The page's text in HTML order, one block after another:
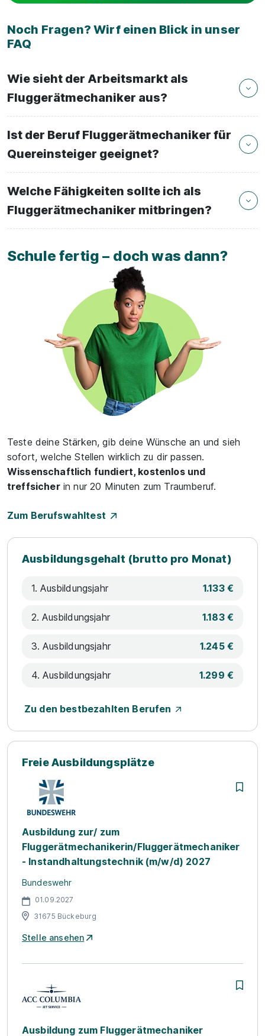
Noch Fragen? Wirf einen Blick in unser
FAQ
Wie sieht der Arbeitsmarkt als
Fluggerätmechaniker aus?
Ist der Beruf Fluggerätmechaniker für
Quereinsteiger geeignet?
Welche Fähigkeiten sollte ich als
Fluggerätmechaniker mitbringen?
Schule fertig – doch was dann?
Teste deine Stärken, gib deine Wünsche an und sieh
sofort, welche Stellen wirklich zu dir passen.
Wissenschaftlich fundiert, kostenlos und
treffsicherin nur 20 Minuten zum Traumberuf.
Zum Berufswahltest
Ausbildungsgehalt (brutto pro Monat)
1. Ausbildungsjahr 1.133 €
2. Ausbildungsjahr 1.183 €
3. Ausbildungsjahr 1.245 €
4. Ausbildungsjahr 1.299 €
Zu den bestbezahlten Berufen
Freie Ausbildungsplätze
Ausbildung zur/ zum
Fluggerätmechanikerin/Fluggerätmechaniker
- Instandhaltungstechnik (m/w/d) 2027
Bundeswehr
01.09.2027
31675 Bückeburg
Stelle ansehen
Ausbildung zum Fluggerätmechaniker